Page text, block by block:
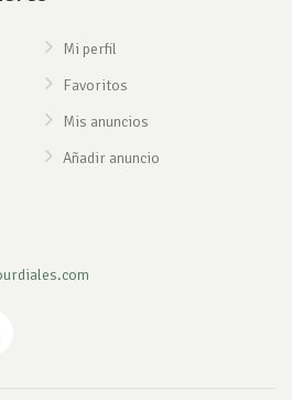
Mi perfil
Favoritos
Mis anuncios
Añadir anuncio